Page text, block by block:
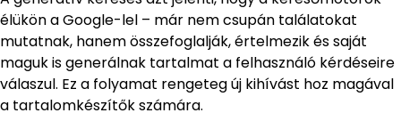
élükön a Google-lel – már nem csupán találatokat
mutatnak, hanem összefoglalják, értelmezik és saját
maguk is generálnak tartalmat a felhasználó kérdéseire
válaszul. Ez a folyamat rengeteg új kihívást hoz magával
a tartalomkészítők számára.